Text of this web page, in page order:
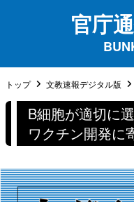
官庁
トップ 文教速報デジタル版
B細胞が適切に
ワクチン開発